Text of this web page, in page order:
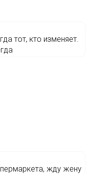
тот, кто изменяет.
жду жену